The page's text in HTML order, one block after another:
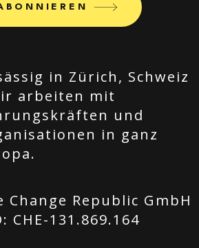
in Zürich, Schweiz
arbeiten mit
und
in ganz
Change Republic GmbH
CHE-131.869.164